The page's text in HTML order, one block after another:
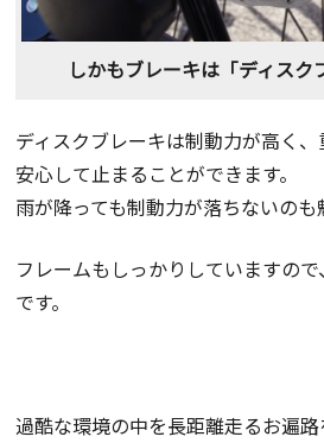
しかもブレーキは「ディスク
ディスクブレーキは制動力が高く
安心して止まることができます。
雨が降っても制動力が落ちないのも
フレームもしっかりしていますの
です。
過酷な環境の中を長距離走るお遍